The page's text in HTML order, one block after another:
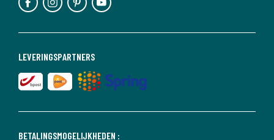
BETALINGSMOGELIJKHEDEN :
LEVERINGSPARTNERS